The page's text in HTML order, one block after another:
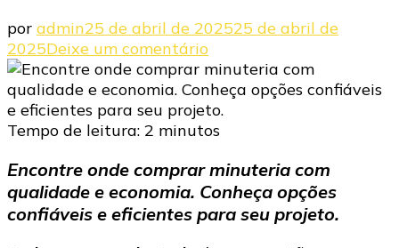
por admin25 de abril de 202525 de abril de
2025Deixe um comentárioem
Onde
comprar
minuteria:
soluções
e
econômicas
da
Tempo de leitura: 2 minutos
Encontre onde comprar minuteria com
qualidade e economia. Conheça opções
confiáveis e eficientes para seu projeto.​